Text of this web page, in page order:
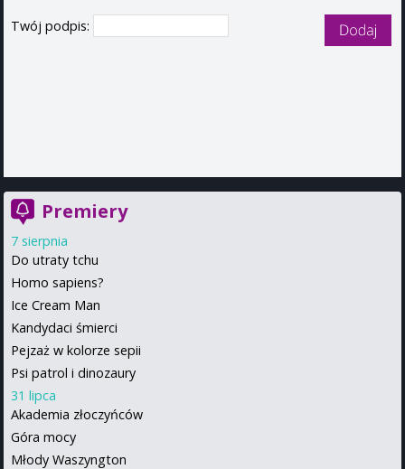
Twój podpis:
Premiery
7 sierpnia
Do utraty tchu
Homo sapiens?
Ice Cream Man
Kandydaci śmierci
Pejzaż w kolorze sepii
Psi patrol i dinozaury
31 lipca
Akademia złoczyńców
Góra mocy
Młody Waszyngton